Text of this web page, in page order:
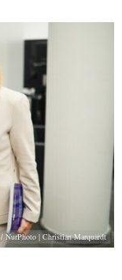
NurPhoto | Christian Marquardt